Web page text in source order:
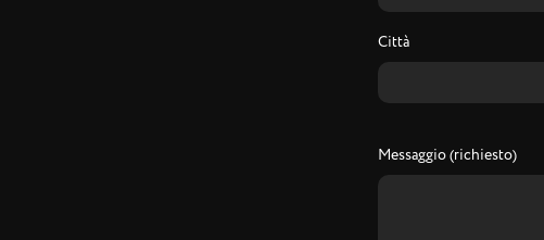
Città
Messaggio (richiesto)